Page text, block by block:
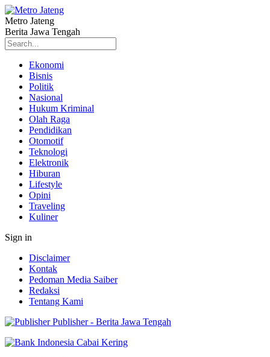
Metro Jateng
Berita Jawa Tengah
Ekonomi
Bisnis
Politik
Nasional
Hukum Kriminal
Olah Raga
Pendidikan
Otomotif
Teknologi
Elektronik
Hiburan
Lifestyle
Opini
Traveling
Kuliner
Sign in
Disclaimer
Kontak
Pedoman Media Saiber
Redaksi
Tentang Kami
Publisher - Berita Jawa Tengah